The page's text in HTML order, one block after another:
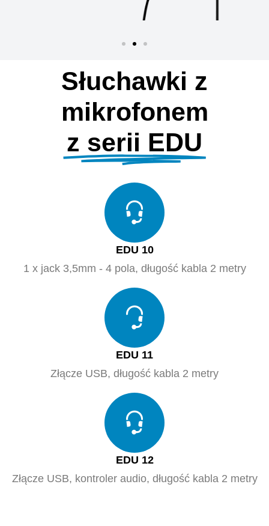
Słuchawki z
mikrofonem
z serii EDU
EDU 10
1 x jack 3,5mm - 4 pola, długość kabla 2 metry
EDU 11
Złącze USB, długość kabla 2 metry
EDU 12
Złącze USB, kontroler audio, długość kabla 2 metry